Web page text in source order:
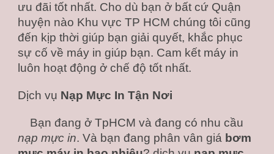
ưu đãi tốt nhất. Cho dù bạn ở bất cứ Quận
huyện nào Khu vực TP HCM chúng tôi cũng
đến kịp thời giúp bạn giải quyết, khắc phục
sự cố về máy in giúp bạn. Cam kết máy in
luôn hoạt động ở chế độ tốt nhất.
Dịch vụ Nạp Mực In Tận Nơi
nạp mực in. Và bạn đang phân vân giá bơm